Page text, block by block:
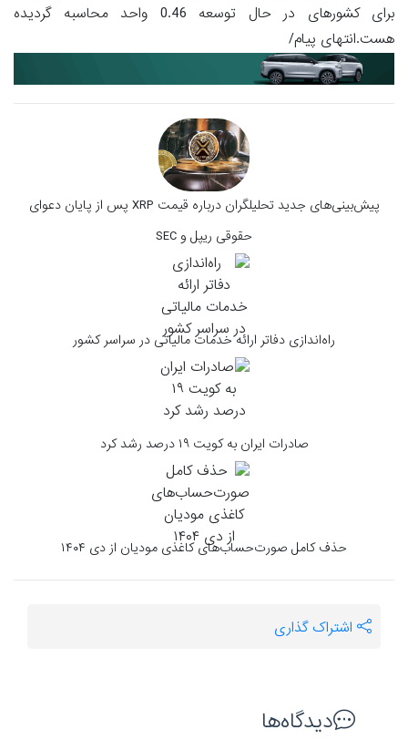
برای کشورهای در حال توسعه 0.46 واحد محاسبه گردیده
هست.انتهای پیام/
پیش‌بینی‌‌های جدید تحلیلگران درباره قیمت XRP پس از پایان دعوای
حقوقی ریپل و SEC
راه‌اندازی دفاتر ارائه خدمات مالیاتی در سراسر کشور
صادرات ایران به کویت ۱۹ درصد رشد کرد
حذف کامل صورت‌حساب‌های کاغذی مودیان از دی‌ ۱۴۰۴
اشتراک گذاری
دیدگاه‌ها